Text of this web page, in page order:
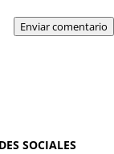
Enviar comentario
SOCIALES